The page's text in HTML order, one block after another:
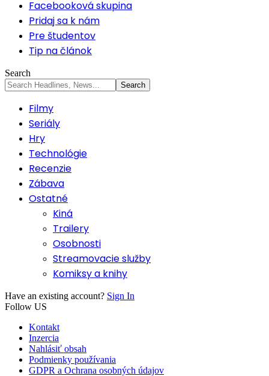
Facebooková skupina
Pridaj sa k nám
Pre študentov
Tip na článok
Search
Filmy
Seriály
Hry
Technológie
Recenzie
Zábava
Ostatné
Kiná
Trailery
Osobnosti
Streamovacie služby
Komiksy a knihy
Have an existing account? Sign In
Follow US
Kontakt
Inzercia
Nahlásiť obsah
Podmienky používania
GDPR a Ochrana osobných údajov